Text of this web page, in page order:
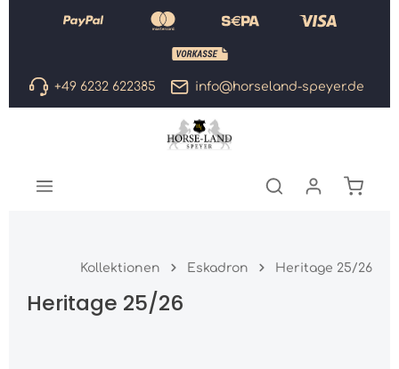
Zum Hauptinhalt springen
+49 6232 622385 info@horseland-speyer.de
Kollektionen Eskadron Heritage 25/26
Heritage 25/26